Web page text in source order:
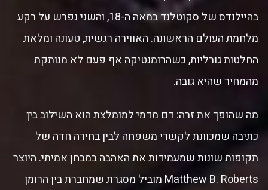
בהיילנדס של סקוטלנד במאה ה-18, והשני נפרש על רקע
מלחמת העולם הראשונה. האווירה רגשית, טעונה ומלאת
החלטות גורליות, כשהרומנטיקה אף פעם לא מנותקת
מהמחיר שהיא גובה.
מה שהופך את זרה: דם מדמי למומלצת הוא השילוב בין
כתיבה שמכוונת לקשרי משפחה לבין בחירה חדה של
תקופות שונות שמעמידות את האהבה במבחן אמיתי. היוצר
Matthew B. Roberts מוביל מסגרת שמחברת בין הרומן